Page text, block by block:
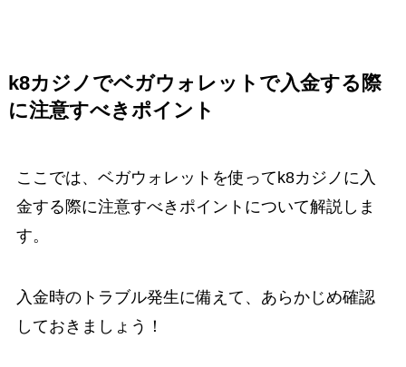
k8カジノでベガウォレットで入金する際
に注意すべきポイント
ここでは、ベガウォレットを使ってk8カジノに入
金する際に注意すべきポイントについて解説しま
す。
入金時のトラブル発生に備えて、あらかじめ確認
しておきましょう！